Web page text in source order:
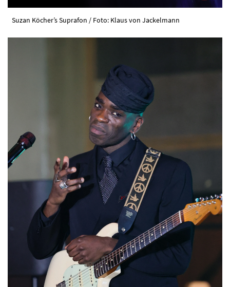
Suzan Köcher’s Suprafon / Foto: Klaus von Jackelmann